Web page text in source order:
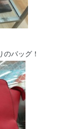
バッグ！